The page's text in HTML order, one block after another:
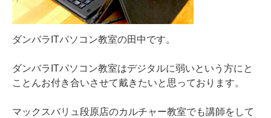
ダンバラITパソコン教室の田中です。
ダンバラITパソコン教室はデジタルに弱いという方にと
ことんお付き合いさせて戴きたいと思っております。
マックスバリュ段原店のカルチャー教室でも講師をして